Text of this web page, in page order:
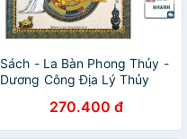
Sách - La Bàn Phong Thủy -
Dương Công Địa Lý Thủy
270.400 đ